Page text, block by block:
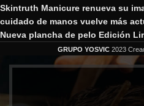
Skintruth Manicure renueva su
cuidado de manos vuelve más
Nueva plancha de pelo Edición
GRUPO YOSVIC 2023